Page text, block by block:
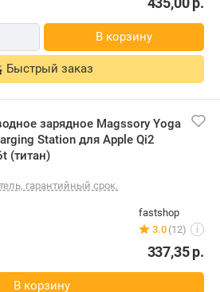
В корзину
Быстрый заказ
зарядное Magssory Yoga
Station для Apple Qi2
(титан)
гарантийный срок.
fastshop
3.0 (12) i
337,35р.
В корзину